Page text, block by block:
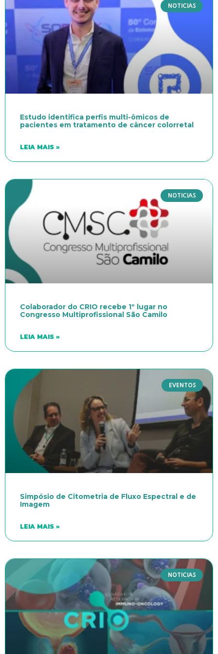
NOTICIAS
Estudo identifica perfis multi-ômicos de
pacientes em tratamento de câncer colorretal
LEIA MAIS »
NOTICIAS
Colaborador do CRIO recebe 1º lugar no
Congresso Multiprofissional São Camilo
LEIA MAIS »
EVENTOS
Simpósio de Citometria de Fluxo Espectral e de
Imagem
LEIA MAIS »
NOTICIAS